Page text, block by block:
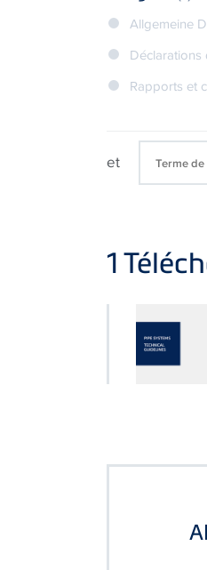
Allgemeine
Rapports et
et
1